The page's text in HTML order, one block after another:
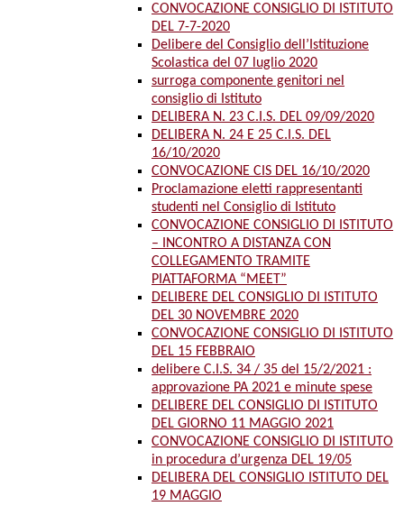
CONVOCAZIONE CONSIGLIO DI ISTITUTO
DEL 7-7-2020
Delibere del Consiglio dell’Istituzione
Scolastica del 07 luglio 2020
surroga componente genitori nel
consiglio di Istituto
DELIBERA N. 23 C.I.S. DEL 09/09/2020
DELIBERA N. 24 E 25 C.I.S. DEL
16/10/2020
CONVOCAZIONE CIS DEL 16/10/2020
Proclamazione eletti rappresentanti
studenti nel Consiglio di Istituto
CONVOCAZIONE CONSIGLIO DI ISTITUTO
– INCONTRO A DISTANZA CON
COLLEGAMENTO TRAMITE
PIATTAFORMA “MEET”
DELIBERE DEL CONSIGLIO DI ISTITUTO
DEL 30 NOVEMBRE 2020
CONVOCAZIONE CONSIGLIO DI ISTITUTO
DEL 15 FEBBRAIO
delibere C.I.S. 34 / 35 del 15/2/2021 :
approvazione PA 2021 e minute spese
DELIBERE DEL CONSIGLIO DI ISTITUTO
DEL GIORNO 11 MAGGIO 2021
CONVOCAZIONE CONSIGLIO DI ISTITUTO
in procedura d’urgenza DEL 19/05
DELIBERA DEL CONSIGLIO ISTITUTO DEL
19 MAGGIO